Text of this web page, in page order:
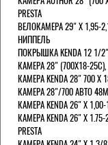
PRESTA
ВЕЛОКАМЕРА 29" X 1,95-
НИППЕЛЬ
ПОКРЫШКА KENDA 12 1/
КАМЕРА 28" (700Х18-25С),
КАМЕРА KENDA 28" 700 Х
КАМЕРА 28"/700 АВТО
КАМЕРА KENDA 26" Х
КАМЕРА KENDA 26" Х
PRESTA